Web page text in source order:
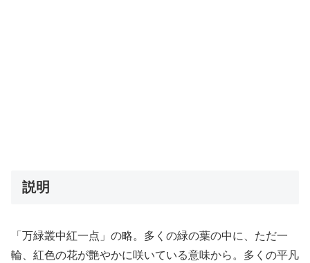
説明
「万緑叢中紅一点」の略。多くの緑の葉の中に、ただ一
輪、紅色の花が艶やかに咲いている意味から。多くの平凡